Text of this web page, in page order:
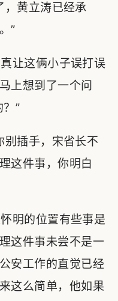
黄立涛已经承
”
让这俩小子误打误
上想到了一个问
”
插手，宋省长不
这件事，你明白
明的位置有些事是
这件事未尝不是一
安工作的直觉已经
这么简单，他如果